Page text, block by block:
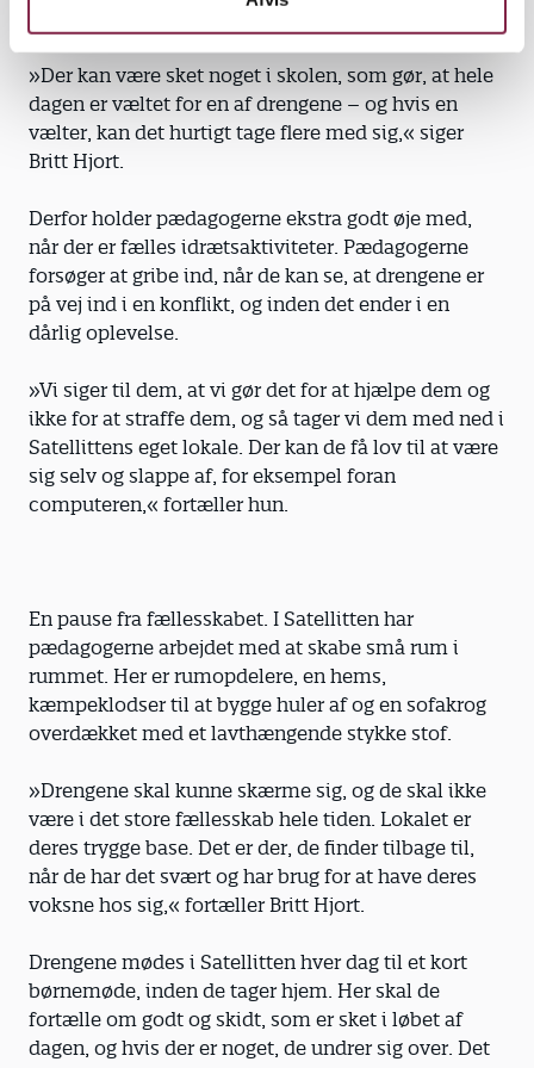
»Der kan være sket noget i skolen, som gør, at hele
dagen er væltet for en af drengene – og hvis en
vælter, kan det hurtigt tage flere med sig,« siger
Britt Hjort.
Derfor holder pædagogerne ekstra godt øje med,
når der er fælles idrætsaktiviteter. Pædagogerne
forsøger at gribe ind, når de kan se, at drengene er
på vej ind i en konflikt, og inden det ender i en
dårlig oplevelse.
»Vi siger til dem, at vi gør det for at hjælpe dem og
ikke for at straffe dem, og så tager vi dem med ned i
Satellittens eget lokale. Der kan de få lov til at være
sig selv og slappe af, for eksempel foran
computeren,« fortæller hun.
En pause fra fællesskabet. I Satellitten har
pædagogerne arbejdet med at skabe små rum i
rummet. Her er rumopdelere, en hems,
kæmpeklodser til at bygge huler af og en sofakrog
overdækket med et lavthængende stykke stof.
»Drengene skal kunne skærme sig, og de skal ikke
være i det store fællesskab hele tiden. Lokalet er
deres trygge base. Det er der, de finder tilbage til,
når de har det svært og har brug for at have deres
voksne hos sig,« fortæller Britt Hjort.
Drengene mødes i Satellitten hver dag til et kort
børnemøde, inden de tager hjem. Her skal de
fortælle om godt og skidt, som er sket i løbet af
dagen, og hvis der er noget, de undrer sig over. Det